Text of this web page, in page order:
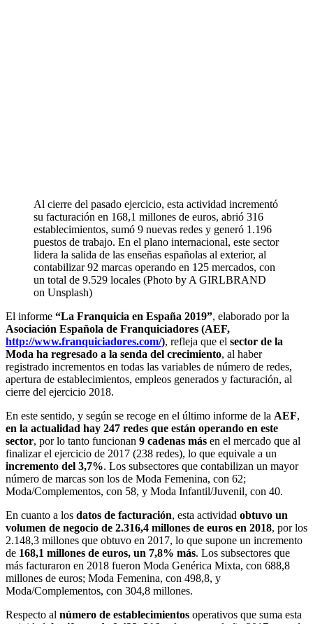
Al cierre del pasado ejercicio, esta actividad incrementó
su facturación en 168,1 millones de euros, abrió 316
establecimientos, sumó 9 nuevas redes y generó 1.196
puestos de trabajo. En el plano internacional, este sector
lidera la salida de las enseñas españolas al exterior, al
contabilizar 92 marcas operando en 125 mercados, con
un total de 9.529 locales (Photo by A GIRLBRAND
on Unsplash)
El informe “La Franquicia en España 2019”, elaborado por la
Asociación Española de Franquiciadores (AEF,
http://www.franquiciadores.com/), refleja que el sector de la
Moda ha regresado a la senda del crecimiento, al haber
registrado incrementos en todas las variables de número de redes,
apertura de establecimientos, empleos generados y facturación, al
cierre del ejercicio 2018.
En este sentido, y según se recoge en el último informe de la AEF,
en la actualidad hay 247 redes que están operando en este
sector, por lo tanto funcionan 9 cadenas más en el mercado que al
finalizar el ejercicio de 2017 (238 redes), lo que equivale a un
incremento del 3,7%. Los subsectores que contabilizan un mayor
número de marcas son los de Moda Femenina, con 62;
Moda/Complementos, con 58, y Moda Infantil/Juvenil, con 40.
En cuanto a los datos de facturación, esta actividad obtuvo un
volumen de negocio de 2.316,4 millones de euros en 2018, por los
2.148,3 millones que obtuvo en 2017, lo que supone un incremento
de 168,1 millones de euros, un 7,8% más. Los subsectores que
más facturaron en 2018 fueron Moda Genérica Mixta, con 688,8
millones de euros; Moda Femenina, con 498,8, y
Moda/Complementos, con 304,8 millones.
Respecto al número de establecimientos operativos que suma esta